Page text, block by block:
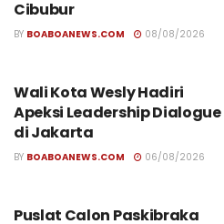
Cibubur
BY BOABOANEWS.COM 08/08/2026
Wali Kota Wesly Hadiri
Apeksi Leadership Dialogue
di Jakarta
BY BOABOANEWS.COM 06/08/2026
Puslat Calon Paskibraka